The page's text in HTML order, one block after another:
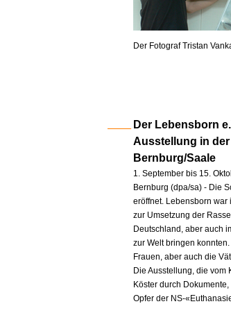
Der Fotograf Tristan
Der Lebensborn
Ausstellung in der
Bernburg/Saale
1. September bis 15.
Bernburg (dpa/sa) - Die
eröffnet. Lebensborn war
zur Umsetzung der
Deutschland, aber auch
zur Welt bringen
Frauen, aber auch die
Die Ausstellung, die
Köster durch
Opfer der NS-